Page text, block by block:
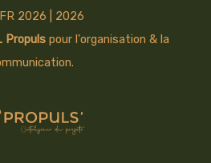
2026 | 2026
Propuls pour l'organisation & la